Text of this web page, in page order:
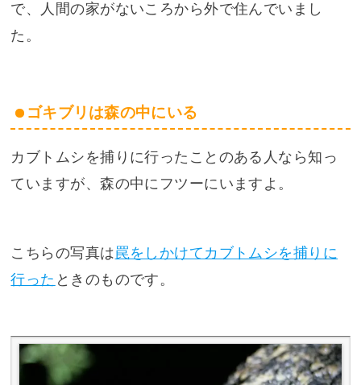
で、人間の家がないころから外で住んでいまし
た。
ゴキブリは森の中にいる
カブトムシを捕りに行ったことのある人なら知っ
ていますが、森の中にフツーにいますよ。
こちらの写真は罠をしかけてカブトムシを捕りに
行った ときのものです。